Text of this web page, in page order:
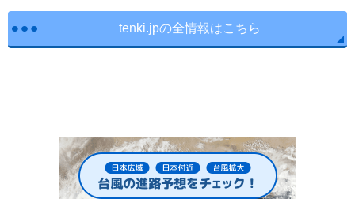
tenki.jpの全情報はこちら